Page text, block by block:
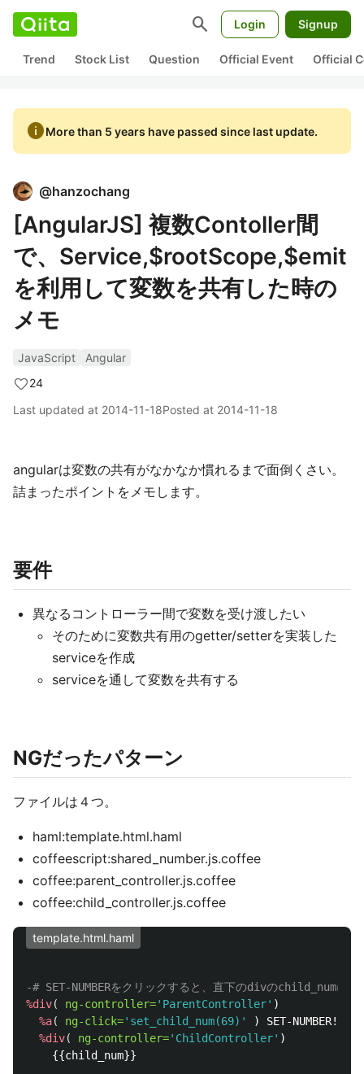
search Login Signup
Trend Stock List Question Official Event Official
infoMore than 5 years have passed since last update.
@hanzochang
[AngularJS] 複数Contoller間
で、Service,$rootScope,$emit
を利用して変数を共有した時の
メモ
JavaScript
Angular
24
Last updated at 2014-11-18Posted at 2014-11-18
angularは変数の共有がなかなか慣れるまで面倒くさい。
詰まったポイントをメモします。
要件
異なるコントローラー間で変数を受け渡したい
そのために変数共有用のgetter/setterを実装した
serviceを作成
serviceを通して変数を共有する
NGだったパターン
ファイルは４つ。
haml:template.html.haml
coffeescript:shared_number.js.coffee
coffee:parent_controller.js.coffee
coffee:child_controller.js.coffee
template.html.haml
%div( ng-controller='ParentController' )
%a( ng-click='set_child_num(69)'
) SET-NUMBER!
%div( ng-controller='ChildController' )
    {{child_num}}